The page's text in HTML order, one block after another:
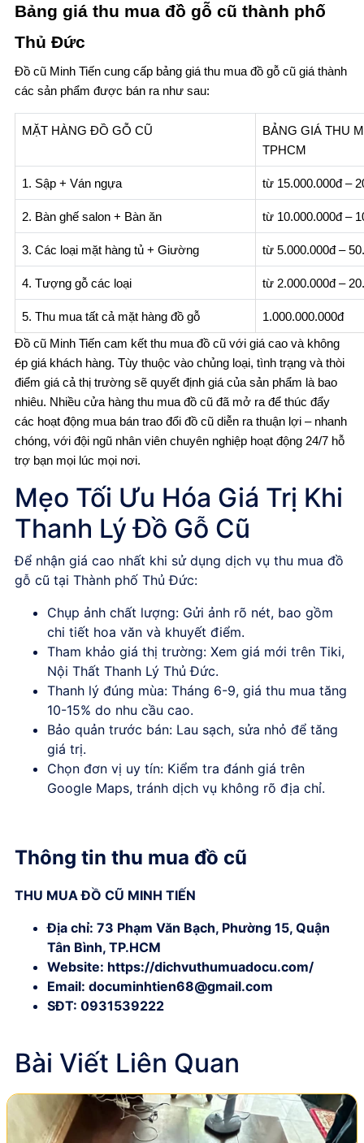
Bảng giá thu mua đồ gỗ cũ thành phố
Thủ Đức
Đồ cũ Minh Tiến cung cấp bảng giá thu mua đồ gỗ cũ giá thành
các sản phẩm được bán ra như sau:
MẶT HÀNG ĐỒ GỖ CŨ
BẢNG GIÁ THU
TPHCM
1. Sập + Ván ngựa từ 15.000.000đ –
2. Bàn ghế salon + Bàn ăn từ 10.000.000đ –
3. Các loại mặt hàng tủ + Giường từ 5.000.000đ –
4. Tượng gỗ các loại từ 2.000.000đ –
5. Thu mua tất cả mặt hàng đồ gỗ 1.000.000.000đ
Đồ cũ Minh Tiến cam kết thu mua đồ cũ với giá cao và không
ép giá khách hàng. Tùy thuộc vào chủng loại, tình trạng và thòi
điểm giá cả thị trường sẽ quyết định giá của sản phẩm là bao
nhiêu. Nhiều cửa hàng thu mua đồ cũ đã mở ra để thúc đẩy
các hoạt động mua bán trao đổi đồ cũ diễn ra thuận lợi – nhanh
chóng, với đội ngũ nhân viên chuyên nghiệp hoạt động 24/7 hỗ
trợ bạn mọi lúc mọi nơi.
Mẹo Tối Ưu Hóa Giá Trị Khi
Thanh Lý Đồ Gỗ Cũ
Để nhận giá cao nhất khi sử dụng dịch vụ thu mua đồ
gỗ cũ tại Thành phố Thủ Đức:
Chụp ảnh chất lượng: Gửi ảnh rõ nét, bao gồm
chi tiết hoa văn và khuyết điểm.
Tham khảo giá thị trường: Xem giá mới trên Tiki,
Nội Thất Thanh Lý Thủ Đức.
Thanh lý đúng mùa: Tháng 6-9, giá thu mua tăng
10-15% do nhu cầu cao.
Bảo quản trước bán: Lau sạch, sửa nhỏ để tăng
giá trị.
Chọn đơn vị uy tín: Kiểm tra đánh giá trên
Google Maps, tránh dịch vụ không rõ địa chỉ.
Thông tin thu mua đồ cũ
THU MUA ĐỒ CŨ MINH TIẾN
Địa chỉ: 73 Phạm Văn Bạch, Phường 15, Quận
Tân Bình, TP.HCM
Website: https://dichvuthumuadocu.com/
Email: documinhtien68@gmail.com
SĐT: 0931539222
Bài Viết Liên Quan